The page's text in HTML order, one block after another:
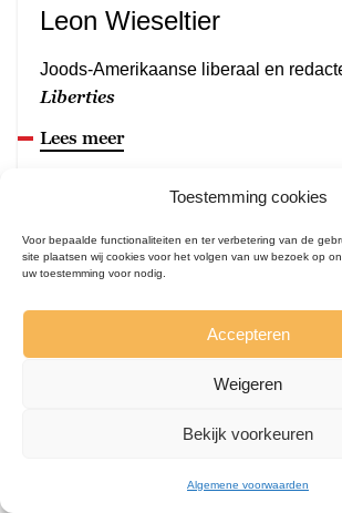
Toestemming cookies
Voor bepaalde functionaliteiten en ter verbetering van de
site plaatsen wij cookies voor het volgen van uw bezoek op
uw toestemming voor nodig.
Accepteren
Weigeren
Bekijk voorkeuren
Algemene voorwaarden
Leon Wieseltier
Joods-Amerikaanse liberaal en
Liberties
Lees meer